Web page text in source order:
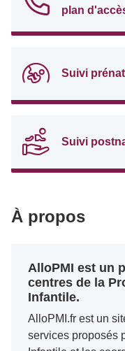
plan
Suivi
Suivi
À propos
AlloPMI est un
centres de la
Infantile.
AlloPMI.fr est un
services proposés